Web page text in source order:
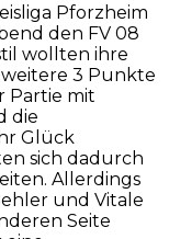
Pforzheim
den FV 08
wollten ihre
3 Punkte
Partie mit
die
Glück
sich dadurch
Allerdings
und Vitale
Seite